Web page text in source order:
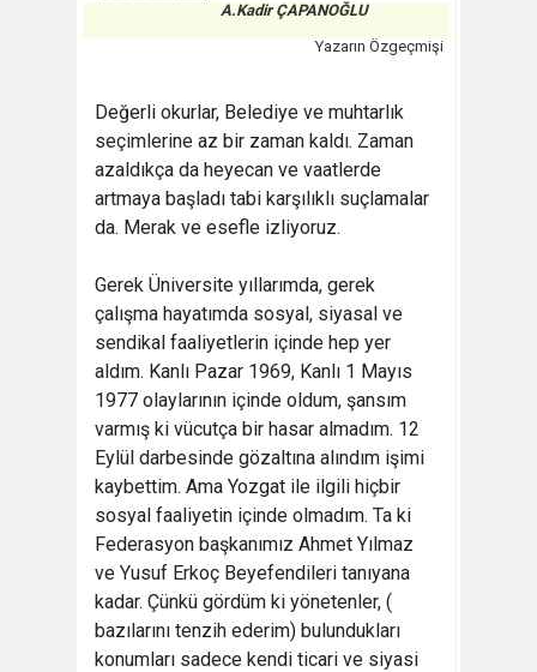
A.Kadir ÇAPANOĞLU
Yazarın Özgeçmişi
Değerli okurlar, Belediye ve muhtarlık
seçimlerine az bir zaman kaldı. Zaman
azaldıkça da heyecan ve vaatlerde
artmaya başladı tabi karşılıklı suçlamalar
da. Merak ve esefle izliyoruz.
Gerek Üniversite yıllarımda, gerek
çalışma hayatımda sosyal, siyasal ve
sendikal faaliyetlerin içinde hep yer
aldım. Kanlı Pazar 1969, Kanlı 1 Mayıs
1977 olaylarının içinde oldum, şansım
varmış ki vücutça bir hasar almadım. 12
Eylül darbesinde gözaltına alındım işimi
kaybettim. Ama Yozgat ile ilgili hiçbir
sosyal faaliyetin içinde olmadım. Ta ki
Federasyon başkanımız Ahmet Yılmaz
ve Yusuf Erkoç Beyefendileri tanıyana
kadar. Çünkü gördüm ki yönetenler, (
bazılarını tenzih ederim) bulundukları
konumları sadece kendi ticari ve siyasi